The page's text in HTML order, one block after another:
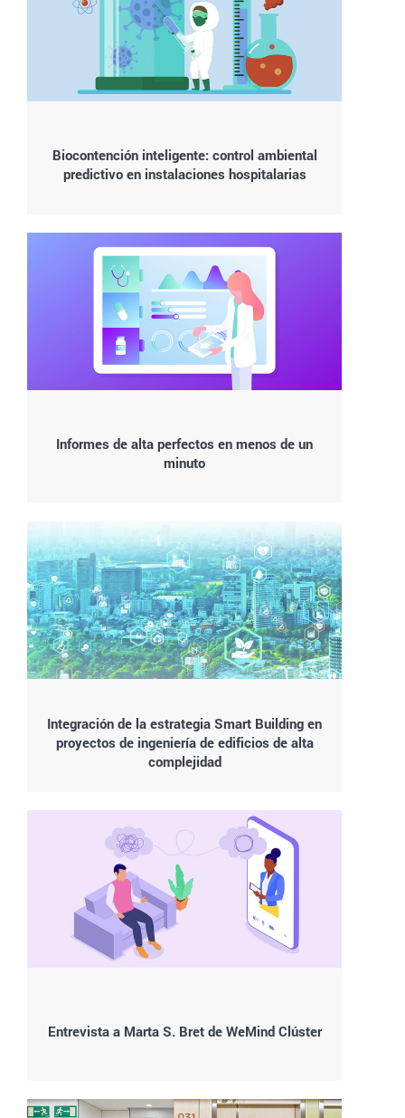
Biocontención inteligente: control ambiental
predictivo en instalaciones hospitalarias
Informes de alta perfectos en menos de un
minuto
Integración de la estrategia Smart Building en
proyectos de ingeniería de edificios de alta
complejidad
Entrevista a Marta S. Bret de WeMind Clúster